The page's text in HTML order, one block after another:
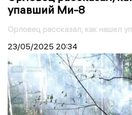
упавший Ми-8
Орловец рассказал, как нашел
23/05/2025 20:34